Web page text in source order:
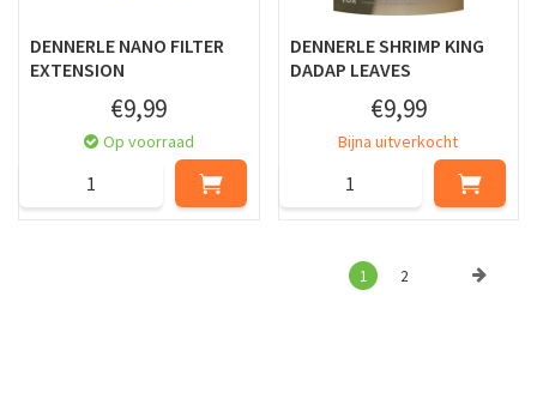
DENNERLE NANO FILTER
EXTENSION
€9,99
Op voorraad
DENNERLE SHRIMP KING
DADAP LEAVES
€9,99
Bijna uitverkocht
1 2